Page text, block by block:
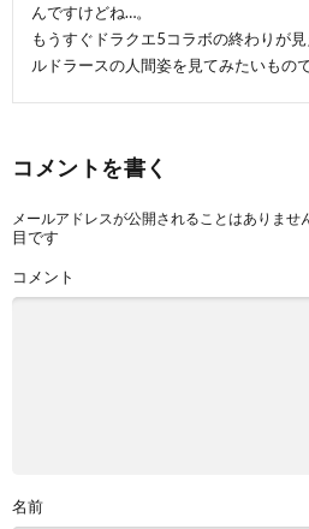
んですけどね…。
もうすぐドラクエ5コラボの終わりが
ルドラースの人間姿を見てみたいもので
コメントを書く
メールアドレスが公開されることはありませ
目です
コメント
名前